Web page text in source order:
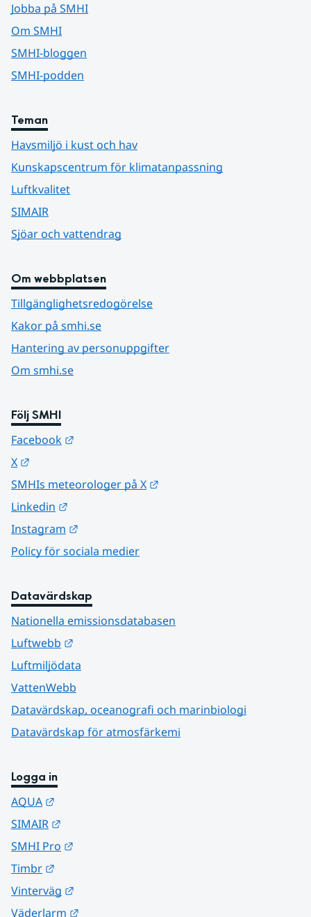
Jobba på SMHI
Om SMHI
SMHI-bloggen
SMHI-podden
Teman
Havsmiljö i kust och hav
Kunskapscentrum för klimatanpassning
Luftkvalitet
SIMAIR
Sjöar och vattendrag
Om webbplatsen
Tillgänglighetsredogörelse
Kakor på smhi.se
Hantering av personuppgifter
Om smhi.se
Följ SMHI
Facebook
X
SMHIs meteorologer på X
Linkedin
Instagram
Policy för sociala medier
Datavärdskap
Nationella emissionsdatabasen
Luftwebb
Luftmiljödata
VattenWebb
Datavärdskap, oceanografi och marinbiologi
Datavärdskap för atmosfärkemi
Logga in
AQUA
SIMAIR
SMHI Pro
Timbr
Vinterväg
Väderlarm